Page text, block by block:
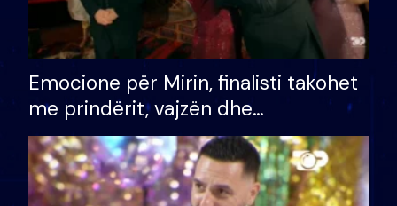
Emocione për Mirin, finalisti takohet
me prindërit, vajzën dhe
bashkëshorten: S’kemi ndonjë letër
divorci apo jo?